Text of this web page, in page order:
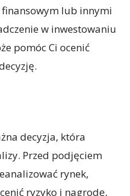
lub innymi
w inwestowaniu
pomóc Ci ocenić
decyzja, która
Przed podjęciem
rynek,
ryzyko i nagrodę,